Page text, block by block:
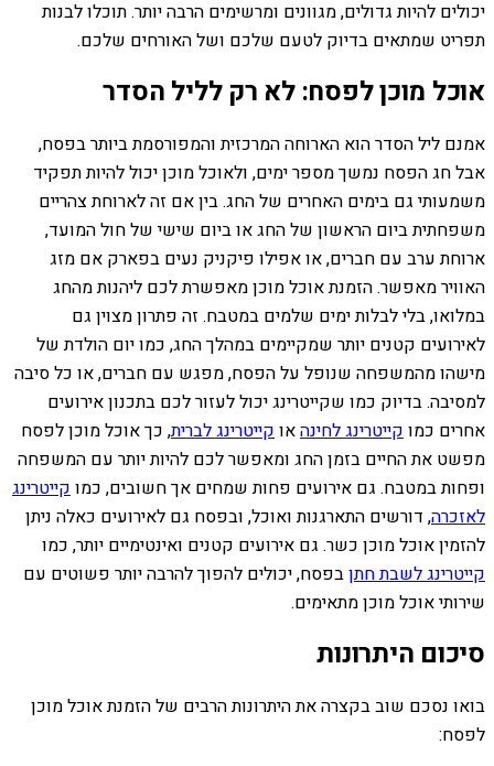
יכולים להיות גדולים, מגוונים ומרשימים הרבה יותר. תוכלו לבנות
תפריט שמתאים בדיוק לטעם שלכם ושל האורחים שלכם.
אוכל מוכן לפסח: לא רק לליל הסדר
אמנם ליל הסדר הוא הארוחה המרכזית והמפורסמת ביותר בפסח,
אבל חג הפסח נמשך מספר ימים, ולאוכל מוכן יכול להיות תפקיד
משמעותי גם בימים האחרים של החג. בין אם זה לארוחת צהריים
משפחתית ביום הראשון של החג או ביום שישי של חול המועד,
ארוחת ערב עם חברים, או אפילו פיקניק נעים בפארק אם מזג
האוויר מאפשר. הזמנת אוכל מוכן מאפשרת לכם ליהנות מהחג
במלואו, בלי לבלות ימים שלמים במטבח. זה פתרון מצוין גם
לאירועים קטנים יותר שמקיימים במהלך החג, כמו יום הולדת של
מישהו מהמשפחה שנופל על הפסח, מפגש עם חברים, או כל סיבה
למסיבה. בדיוק כמו שקייטרינג יכול לעזור לכם בתכנון אירועים
אחרים כמוקייטרינג לחינהאוקייטרינג לברית, כך אוכל מוכן לפסח
מפשט את החיים בזמן החג ומאפשר לכם להיות יותר עם המשפחה
ופחות במטבח. גם אירועים פחות שמחים אך חשובים, כמוקייטרינג
לאזכרה, דורשים התארגנות ואוכל, ובפסח גם לאירועים כאלה ניתן
להזמין אוכל מוכן כשר. גם אירועים קטנים ואינטימיים יותר, כמו
קייטרינג לשבת חתןבפסח, יכולים להפוך להרבה יותר פשוטים עם
שירותי אוכל מוכן מתאימים.
סיכום היתרונות
בואו נסכם שוב בקצרה את היתרונות הרבים של הזמנת אוכל מוכן
לפסח: